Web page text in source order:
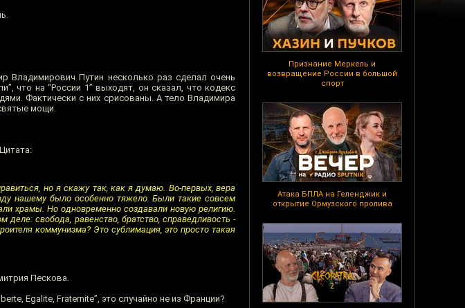
Признание Меркель и
возвращение России в большой
спорт
Атака БПЛА на Геленджик и
открытие Ормузского пролива
Владимирович Путин несколько раз сделал очень
что на “России 1” выходят, он сказал, что кодекс
Фактически с них срисованы. А тело Владимира
мощи.
но я скажу так, как я думаю. Во-первых, вера
нашему было особенно тяжело. Были такие совсем
храмы. Но одновременно создавали новую религию.
деле: свобода, равенство, братство, справедливость -
коммунизма? Это сублимация, это просто такая
Пескова.
Egalite, Fraternite”, это случайно не из Франции?